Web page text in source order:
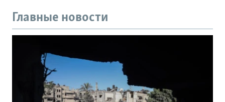
Главные новости